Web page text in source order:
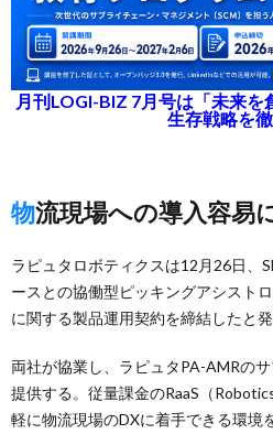
月刊LOGI-BIZ 7月号は「未来を
生存戦略を
物流現場への導入容易
ラピュタロボティクスは12月26日、
ースとの協働型ピッキングアシスト
に関する製品運用契約を締結したと発
両社が協業し、ラピュタPA-AMRの
提供する。従量課金のRaaS（
軽に物流現場のDXに着手できる環境